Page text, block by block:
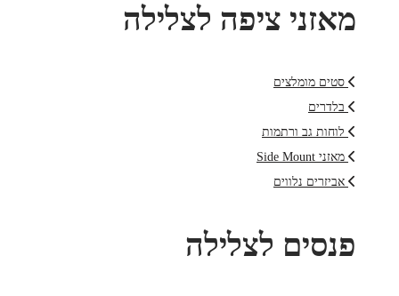
מאזני ציפה לצלילה
סטים מומלצים
בלדרים
לוחות גב ורתמות
מאזני Side Mount
אביזרים נלווים
פנסים לצלילה